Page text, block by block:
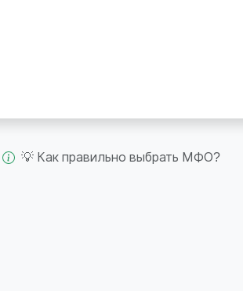
💡 Как правильно выбрать МФО?